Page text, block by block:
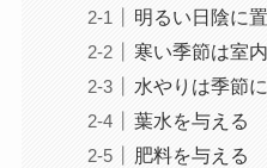
明るい日陰に置
寒い季節は室
水やりは季節
葉水を与える
肥料を与える